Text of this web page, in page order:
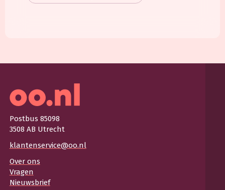
Postbus 85098
3508 AB Utrecht
klantenservice@oo.nl
Over ons
Vragen
Nieuwsbrief